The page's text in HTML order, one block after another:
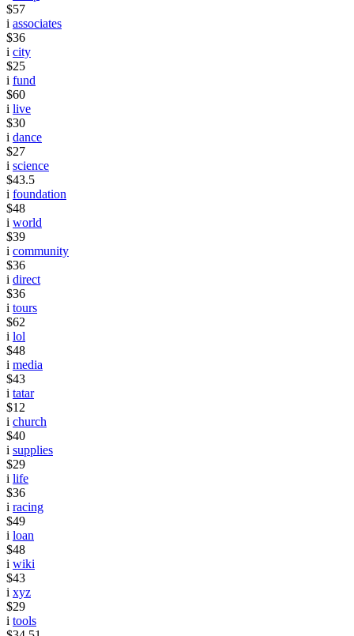
$57
i associates
$36
i city
$25
i fund
$60
i live
$30
i dance
$27
i science
$43.5
i foundation
$48
i world
$39
i community
$36
i direct
$36
i tours
$62
i lol
$48
i media
$43
i tatar
$12
i church
$40
i supplies
$29
i life
$36
i racing
$49
i loan
$48
i wiki
$43
i xyz
$29
i tools